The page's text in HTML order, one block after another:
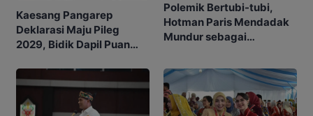
Kaesang Pangarep
Deklarasi Maju Pileg
2029, Bidik Dapil Puan
Polemik Bertubi-tubi,
Hotman Paris Mendadak
Mundur sebagai
Jampidsus